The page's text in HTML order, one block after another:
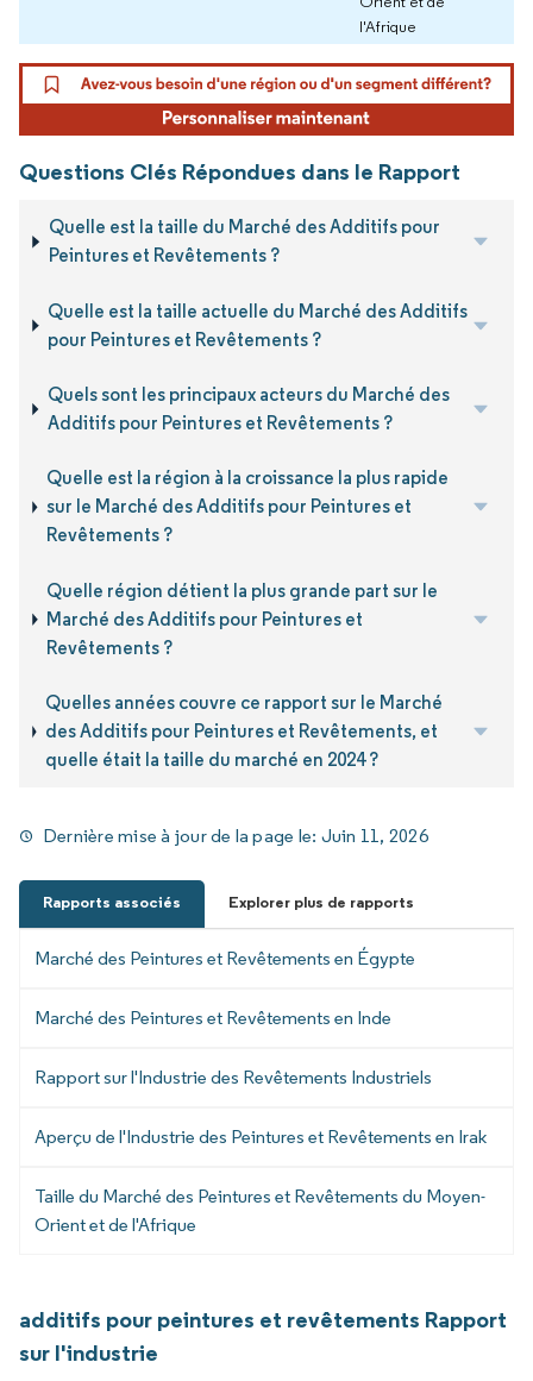
l'Afrique
Questions Clés Répondues dans le Rapport
Quelle est la taille du Marché des Additifs pour
Peintures et Revêtements ?
Quelle est la taille actuelle du Marché des Additifs
pour Peintures et Revêtements ?
Quels sont les principaux acteurs du Marché des
Additifs pour Peintures et Revêtements ?
Quelle est la région à la croissance la plus rapide
sur le Marché des Additifs pour Peintures et
Revêtements ?
Quelle région détient la plus grande part sur le
Marché des Additifs pour Peintures et
Revêtements ?
Quelles années couvre ce rapport sur le Marché
des Additifs pour Peintures et Revêtements, et
quelle était la taille du marché en 2024 ?
Dernière mise à jour de la page le: Juin 11, 2026
Rapports associés Explorer plus de rapports
Marché des Peintures et Revêtements en Égypte
Marché des Peintures et Revêtements en Inde
Rapport sur l'Industrie des Revêtements Industriels
Aperçu de l'Industrie des Peintures et Revêtements en Irak
Taille du Marché des Peintures et Revêtements du Moyen-
Orient et de l'Afrique
additifs pour peintures et revêtements Rapport
sur l'industrie